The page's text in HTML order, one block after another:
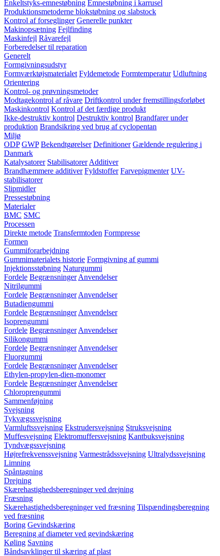
Enkeltstyks-emnestøbning Emnestøbning i karrusel
Produktionsmetoderne blokstøbning og slabstock
Kontrol af forseglinger Generelle punkter
Makinopsætning Fejlfinding
Maskinfejl Råvarefejl
Forberedelser til reparation
Generelt
Formgivningsudstyr
Formværktøjsmaterialet Fyldemetode Formtemperatur Udluftning
Orientering
Kontrol- og prøvningsmetoder
Modtagekontrol af råvare Driftkontrol under fremstillingsforløbet
Maskinkontrol Kontrol af det færdige produkt
Ikke-destruktiv kontrol Destruktiv kontrol Brandfarer under
produktion Brandsikring ved brug af cyclopentan
Miljø
ODP GWP Bekendtgørelser Definitioner Gældende regulering i
Danmark
Katalysatorer Stabilisatorer Additiver
Brandhæmmere additiver Fyldstoffer Farvepigmenter UV-
stabilisatorer
Slipmidler
Pressestøbning
Materialer
BMC SMC
Processen
Direkte metode Transfermtoden Formpresse
Formen
Gummiforarbejdning
Gummimaterialets historie Formgivning af gummi
Injektionsstøbning Naturgummi
Fordele Begrænsninger Anvendelser
Nitrilgummi
Fordele Begrænsninger Anvendelser
Butadiengummi
Fordele Begrænsninger Anvendelser
Isoprengummi
Fordele Begrænsninger Anvendelser
Silikongummi
Fordele Begrænsninger Anvendelser
Fluorgummi
Fordele Begrænsninger Anvendelser
Ethylen-propylen-dien-monomer
Fordele Begrænsninger Anvendelser
Chloroprengummi
Sammenføjning
Svejsning
Tykvægssvejsning
Varmluftssvejsning Ekstrudersvejsning Struksvejsning
Muffesvejsning Elektromuffersvejsning Kantbuksvejsning
Tyndvægssvejsning
Højrefrekvenssvejsning Varmestrådssvejsning Ultralydssvejsning
Limning
Spåntagning
Drejning
Skærehastighedsberegninger ved drejning
Fræsning
Skærehastighedsberegninger ved fræsning Tilspændingsberegning
ved fræsning
Boring Gevindskæring
Beregning af diameter ved gevindskæring
Køling Savning
Båndsavklinger til skæring af plast